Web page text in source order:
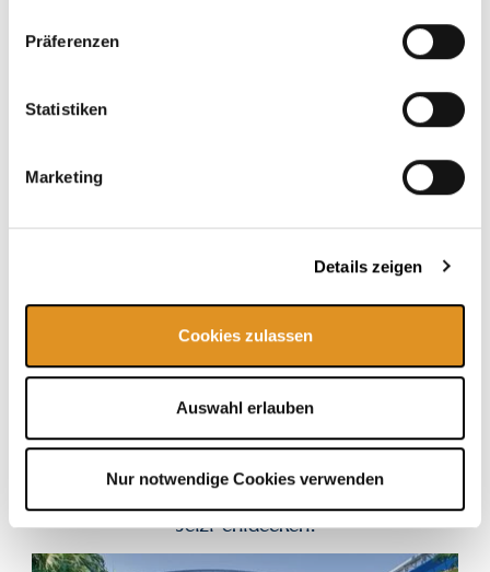
Präferenzen
Statistiken
Marketing
Details zeigen
Cookies zulassen
Auswahl erlauben
Nur notwendige Cookies verwenden
Buche eine Auszeit unter Palmen und lass dich in der
größten Therme der Welt, die sich nur 150 Meter gegenüber
actionreiche Rutschduelle auf unseren 28 Galaxy Rutschen
Jetzt buchen
Jetzt entdecken!